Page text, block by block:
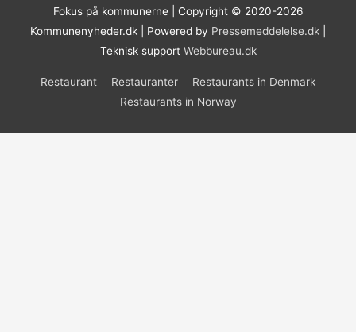
Fokus på kommunerne | Copyright © 2020-2026
Kommunenyheder.dk | Powered by Pressemeddelelse.dk
Teknisk support Webbureau.dk
Restaurant Restauranter
Restaurants in Denmark
Restaurants in Norway